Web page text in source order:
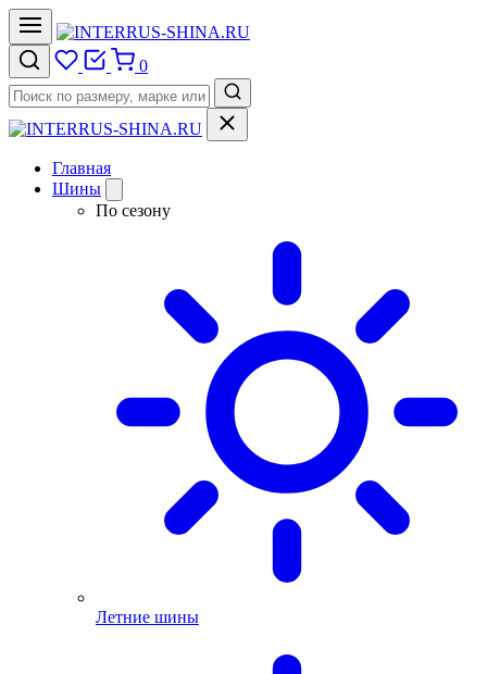
0
Главная
Шины
По сезону
Летние шины